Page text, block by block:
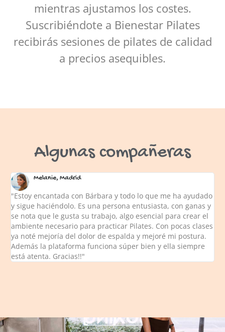
mientras ajustamos los costes.
Suscribiéndote a Bienestar Pilates
recibirás sesiones de pilates de calidad
a precios asequibles.
Algunas compañeras
Melanie, Madrid
"Estoy encantada con Bárbara y todo lo que me ha ayudado
y sigue haciéndolo. Es una persona entusiasta, con ganas y
se nota que le gusta su trabajo, algo esencial para crear el
ambiente necesario para practicar Pilates. Con pocas clases
ya noté mejoría del dolor de espalda y mejoré mi postura.
Además la plataforma funciona súper bien y ella siempre
está atenta. Gracias!!"